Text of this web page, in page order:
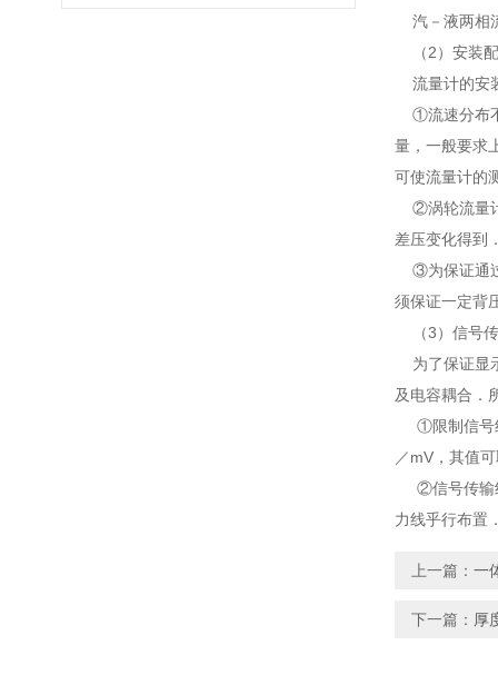
汽－液两相
（2）安装
流量计的安
①流速分布
量，一般要
可使流量计的
②涡轮流量计
差压变化得到
③为保证通
须保证一定背
（3）信号
为了保证显
及电容耦合．所
①限制信号
／mV，其值
②信号传输
力线乎行布置
上一篇： 一
下一篇： 厚